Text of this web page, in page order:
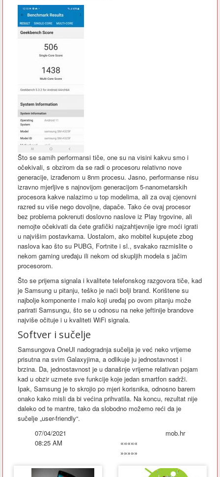
Što se samih performansi tiče, one su na visini kakvu smo i
očekivali, s obzirom da se radi o procesoru relativno nove
generacije, izrađenom u 8nm procesu. Jasno, performanse nisu
izravno mjerljive s najnovijom generacijom 5-nanometarskih
procesora kakve nalazimo u top modelima, ali za ovaj cjenovni
razred su više nego dovoljne, dapače. Tako će ovaj procesor
bez problema pokrenuti doslovno naslove iz Play trgovine, ali
nemojte očekivati da ćete grafički najzahtjevnije igre moći igrati
u najvišim postavkama. Uostalom, ako mobitel kupujete zbog
naslova kao što su PUBG, Fortnite i sl., svakako razmislite o
nekom gaming uređaju ili nekom od skupljih modela s jačim
procesorom.
Što se prijema signala i kvalitete telefonskog razgovora tiče, kad
je Samsung u pitanju, teško je naći bolji brand. Korištene su
najbolje komponente i malo koji uređaj po ovom pitanju može
parirati Samsungu, što se u odnosu na neke jeftinije brandove
najviše očituje i u kvaliteti WiFi signala.
Softver i sučelje
Samsungova OneUI nadogradnja sučelja je već neko vrijeme
prisutna na svim Galaxyjima, a odlikuje ju jednostavnost i
brzina. Da, jednostavnost je u današnje vrijeme relativan pojam
kad u obzir uzmete sve funkcije koje jedan smartfon sadrži.
Ipak, Samsung je to skrojio po mjeri korisnika, odnosno barem
onako kako misli da bi većina prihvatila. Na koncu, rezultat nije
daleko od te mantre, tako da slobodno možemo reći da je
sučelje „user-friendly“.
07/04/2021
08:25 AM
mob.hr
«««««
»»»»»